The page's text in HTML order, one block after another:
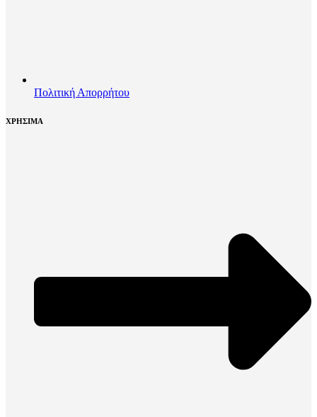
Πολιτική Απορρήτου
ΧΡΗΣΙΜΑ